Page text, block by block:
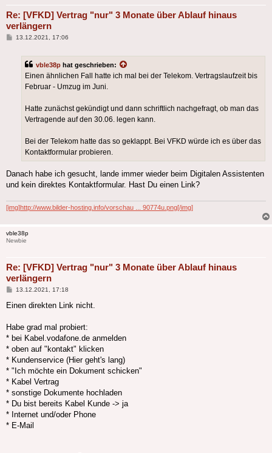
Re: [VFKD] Vertrag "nur" 3 Monate über Ablauf hinaus
verlängern
Beitrag
13.12.2021, 17:06
vble38p hat geschrieben:
Einen ähnlichen Fall hatte ich mal bei der Telekom. Vertragslaufzeit bis
Februar - Umzug im Juni.
Hatte zunächst gekündigt und dann schriftlich nachgefragt, ob man das
Vertragende auf den 30.06. legen kann.
Bei der Telekom hatte das so geklappt. Bei VFKD würde ich es über das
Kontaktformular probieren.
Danach habe ich gesucht, lande immer wieder beim Digitalen Assistenten
und kein direktes Kontaktformular. Hast Du einen Link?
[img]http://www.bilder-hosting.info/vorschau ... 90774u.png[/img]
vble38p
Newbie
Re: [VFKD] Vertrag "nur" 3 Monate über Ablauf hinaus
verlängern
Beitrag
13.12.2021, 17:18
Einen direkten Link nicht.
Habe grad mal probiert:
* bei Kabel.vodafone.de anmelden
* oben auf "kontakt" klicken
* Kundenservice (Hier geht's lang)
* "Ich möchte ein Dokument schicken"
* Kabel Vertrag
* sonstige Dokumente hochladen
* Du bist bereits Kabel Kunde -> ja
* Internet und/oder Phone
* E-Mail